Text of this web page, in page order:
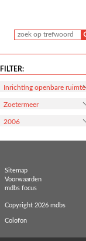
FILTER:
Inrichting openbare ruimte
Zoetermeer
2006
Sitemap
Voorwaarden
mdbs focus
Copyright 2026 mdbs
Colofon